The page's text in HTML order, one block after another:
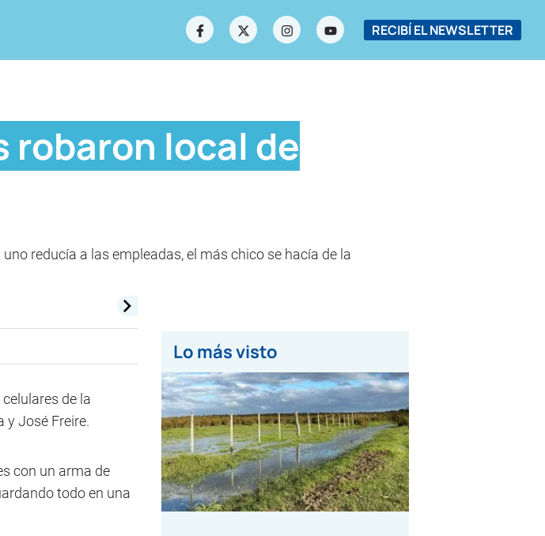
RECIBÍ EL NEWSLETTER
robaron local de
reducía a las empleadas, el más chico se hacía de la
de la
y José Freire.
con un arma de
todo en una
Lo más visto